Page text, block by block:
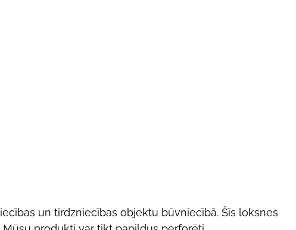
un tirdzniecības objektu būvniecībā. Šīs loksnes